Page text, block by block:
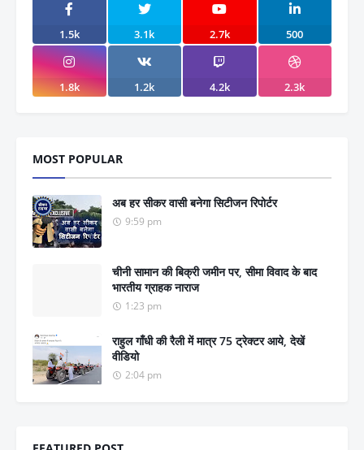
1.5k 3.1k 2.7k 500
1.8k 1.2k 4.2k 2.3k
MOST POPULAR
अब हर सीकर वासी बनेगा सिटीजन रिपोर्टर
9:59 pm
चीनी सामान की बिक्री जमीन पर, सीमा विवाद के बाद
भारतीय ग्राहक नाराज
1:23 pm
राहुल गाँधी की रैली में मात्र 75 ट्रेक्टर आये, देखें
वीडियो
2:04 pm